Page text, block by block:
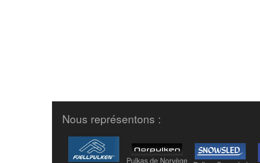
Nous représentons :
Pulkas de Norvège